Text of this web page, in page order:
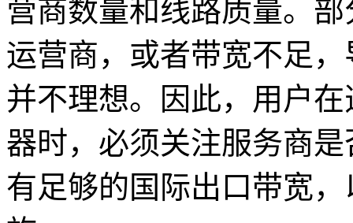
营商数量和线路质量。
运营商，或者带宽不足
并不理想。因此，用户
器时，必须关注服务商
有足够的国际出口带宽